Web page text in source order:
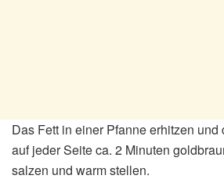
Das Fett in einer Pfanne erhitzen und
auf jeder Seite ca. 2 Minuten
salzen und warm stellen.